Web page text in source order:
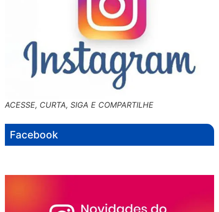
ACESSE, CURTA, SIGA E COMPARTILHE
Facebook